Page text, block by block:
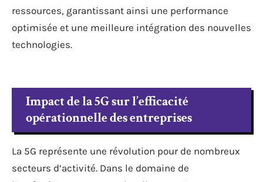
ressources, garantissant ainsi une performance
optimisée et une meilleure intégration des nouvelles
technologies.
Impact de la 5G sur l’efficacité
opérationnelle des entreprises
La 5G représente une révolution pour de nombreux
secteurs d’activité. Dans le domaine de